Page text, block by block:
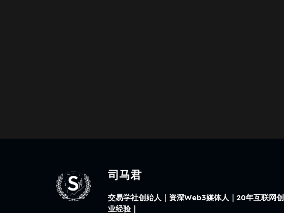
司马君
交易学社创始人｜资深Web3媒体人｜20年互联网创
业经验｜